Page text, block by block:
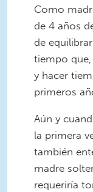
Como
de 4 años
de
tiempo
y hacer
primeros
Aún y
la primera
también
madre
requeriría